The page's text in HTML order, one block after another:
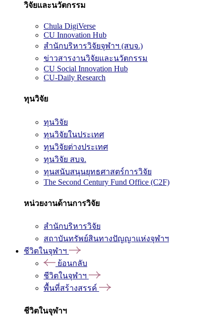
วิจัยและนวัตกรรม
Chula DigiVerse
CU Innovation Hub
สำนักบริหารวิจัยจุฬาฯ (สบจ.)
ข่าวสารงานวิจัยและนวัตกรรม
CU Social Innovation Hub
CU-Daily Research
ทุนวิจัย
ทุนวิจัย
ทุนวิจัยในประเทศ
ทุนวิจัยต่างประเทศ
ทุนวิจัย สบจ.
ทุนสนับสนุนยุทธศาสตร์การวิจัย
The Second Century Fund Office (C2F)
หน่วยงานด้านการวิจัย
สำนักบริหารวิจัย
สถาบันทรัพย์สินทางปัญญาแห่งจุฬาฯ
ชีวิตในจุฬาฯ
ย้อนกลับ
ชีวิตในจุฬาฯ
พื้นที่สร้างสรรค์
ชีวิตในจุฬาฯ